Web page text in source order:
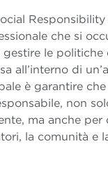
che si
gestire le politiche
all’interno di
è garantire che
non
ma anche
la comunità e